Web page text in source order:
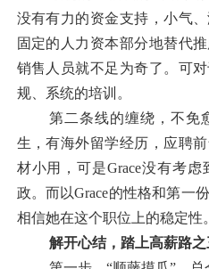
没有有力的资金支持，小气
固定的人力资本部分地替代
销售人员就不足为奇了。可
规、系统的培训。
第二条线的缠绕，不免
生，有海外留学经历，应聘
材小用，可是Grace没有考虑
政。而以Grace的性格和第一
相信她在这个职位上的稳定性。
解开心结，踏上高薪路之